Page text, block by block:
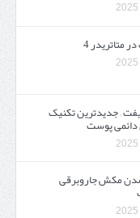
متاتریدر 4
– جدیدترین تکنیک
دائمی پوست
مکش جاروبرقی